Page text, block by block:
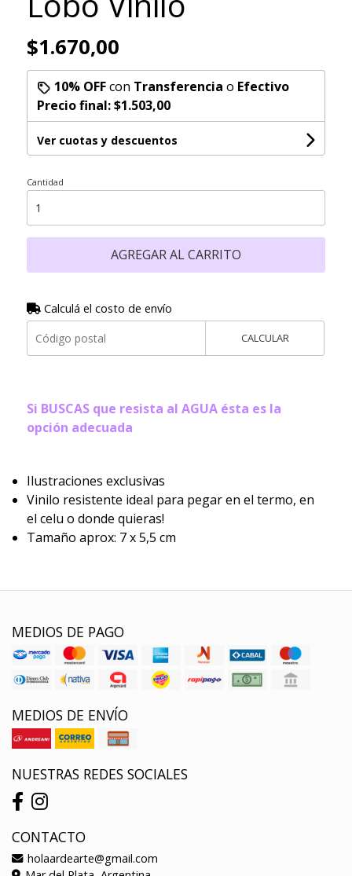
$1.670,00
10% OFFcon Transferencia o Efectivo
Precio final:$1.503,00
Ver cuotas y descuentos
Cantidad
AGREGAR AL CARRITO
Calculá el costo de envío
CALCULAR
Si BUSCAS que resista al AGUA ésta es la
opción adecuada
Ilustraciones exclusivas
Vinilo resistente ideal para pegar en el termo, en
el celu o donde quieras!
Tamaño aprox: 7 x 5,5 cm
MEDIOS DE PAGO
MEDIOS DE ENVÍO
NUESTRAS REDES SOCIALES
CONTACTO
holaardearte@gmail.com